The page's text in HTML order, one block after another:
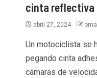
cinta reflectiva
abril 27, 2024
Un motociclista se
pegando cinta
cámaras de